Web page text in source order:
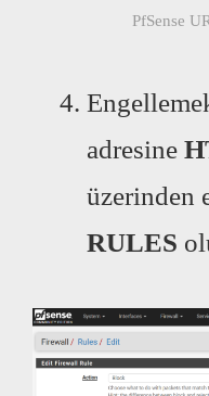
PfSense
adresine
üzerinden
RULES